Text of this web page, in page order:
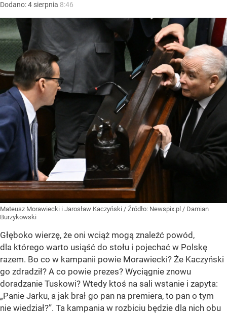
Dodano:4 sierpnia 8:46
Mateusz Morawiecki i Jarosław Kaczyński / Źródło: Newspix.pl / Damian
Burzykowski
Głęboko wierzę, że oni wciąż mogą znaleźć powód,
dla którego warto usiąść do stołu i pojechać w Polskę
razem. Bo co w kampanii powie Morawiecki? Że Kaczyński
go zdradził? A co powie prezes? Wyciągnie znowu
doradzanie Tuskowi? Wtedy ktoś na sali wstanie i zapyta:
„Panie Jarku, a jak brał go pan na premiera, to pan o tym
nie wiedział?”. Ta kampania w rozbiciu będzie dla nich obu